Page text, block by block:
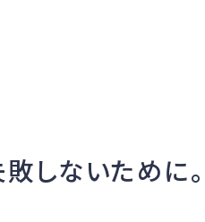
しないために